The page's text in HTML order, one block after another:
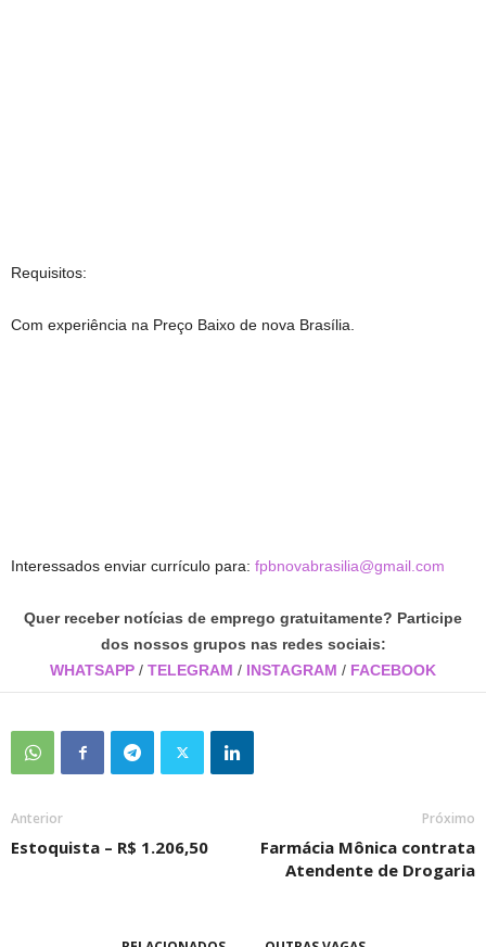
Requisitos:
Com experiência na Preço Baixo de nova Brasília.
Interessados enviar currículo para: fpbnovabrasilia@gmail.com
Quer receber notícias de emprego gratuitamente? Participe
dos nossos grupos nas redes sociais:
WHATSAPP / TELEGRAM / INSTAGRAM / FACEBOOK
Anterior
Estoquista – R$ 1.206,50
Próximo
Farmácia Mônica contrata
Atendente de Drogaria